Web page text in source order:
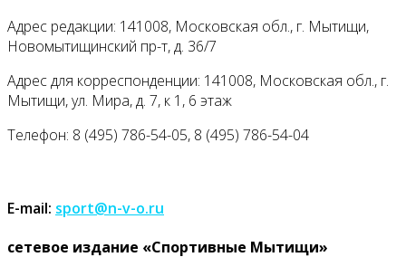
Адрес редакции: 141008, Московская обл., г. Мытищи,
Новомытищинский пр-т, д. 36/7
Адрес для корреспонденции: 141008, Московская обл., г.
Мытищи, ул. Мира, д. 7, к 1, 6 этаж
Телефон: 8 (495) 786-54-05, 8 (495) 786-54-04
E-mail: sport@n-v-o.ru
cетевое издание «Спортивные Мытищи»